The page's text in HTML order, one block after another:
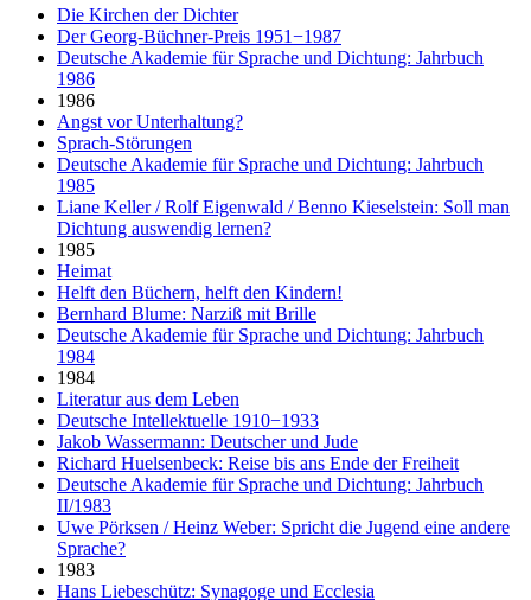
Die Kirchen der Dichter
Der Georg-Büchner-Preis 1951−1987
Deutsche Akademie für Sprache und Dichtung: Jahrbuch
1986
1986
Angst vor Unterhaltung?
Sprach-Störungen
Deutsche Akademie für Sprache und Dichtung: Jahrbuch
1985
Liane Keller / Rolf Eigenwald / Benno Kieselstein: Soll man
Dichtung auswendig lernen?
1985
Heimat
Helft den Büchern, helft den Kindern!
Bernhard Blume: Narziß mit Brille
Deutsche Akademie für Sprache und Dichtung: Jahrbuch
1984
1984
Literatur aus dem Leben
Deutsche Intellektuelle 1910−1933
Jakob Wassermann: Deutscher und Jude
Richard Huelsenbeck: Reise bis ans Ende der Freiheit
Deutsche Akademie für Sprache und Dichtung: Jahrbuch
II/1983
Uwe Pörksen / Heinz Weber: Spricht die Jugend eine andere
Sprache?
1983
Hans Liebeschütz: Synagoge und Ecclesia